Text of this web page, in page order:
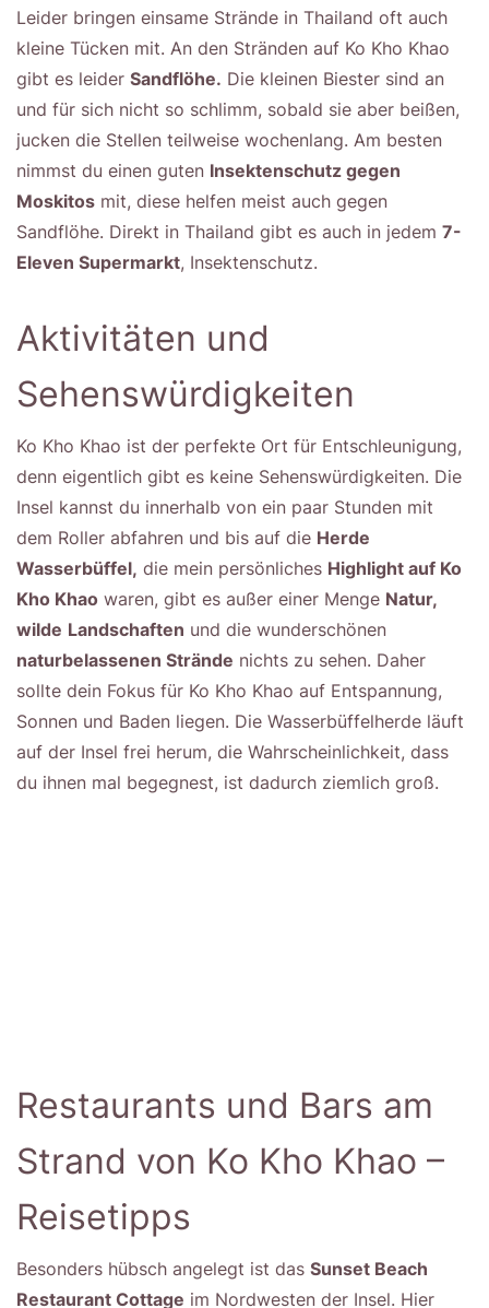
Leider bringen einsame Strände in Thailand oft auch
kleine Tücken mit. An den Stränden auf Ko Kho Khao
gibt es leider Sandflöhe. Die kleinen Biester sind an
und für sich nicht so schlimm, sobald sie aber beißen,
jucken die Stellen teilweise wochenlang. Am besten
nimmst du einen guten Insektenschutz gegen
Moskitos mit, diese helfen meist auch gegen
Sandflöhe. Direkt in Thailand gibt es auch in jedem 7-
Eleven Supermarkt, Insektenschutz.
Aktivitäten und
Sehenswürdigkeiten
Ko Kho Khao ist der perfekte Ort für Entschleunigung,
denn eigentlich gibt es keine Sehenswürdigkeiten. Die
Insel kannst du innerhalb von ein paar Stunden mit
dem Roller abfahren und bis auf die Herde
Wasserbüffel, die mein persönliches Highlight auf Ko
Kho Khao waren, gibt es außer einer Menge Natur,
wilde Landschaften und die wunderschönen
naturbelassenen Strände nichts zu sehen. Daher
sollte dein Fokus für Ko Kho Khao auf Entspannung,
Sonnen und Baden liegen. Die Wasserbüffelherde läuft
auf der Insel frei herum, die Wahrscheinlichkeit, dass
du ihnen mal begegnest, ist dadurch ziemlich groß.
Restaurants und Bars am
Strand von Ko Kho Khao –
Reisetipps
Besonders hübsch angelegt ist das Sunset Beach
Restaurant Cottage im Nordwesten der Insel. Hier